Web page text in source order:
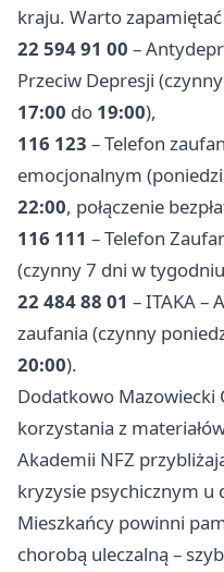
kraju. Warto
22 594 91 00 –
Przeciw Depresji
17:00 do 19:00),
116 123 – Telefon
emocjonalnym
22:00, połączenie
116 111 – Telefon
(czynny 7 dni w
22 484 88 01 – ITAKA –
zaufania (czynny
20:00).
Dodatkowo Mazowiecki
korzystania z
Akademii NFZ
kryzysie psychicznym u
Mieszkańcy powinni
chorobą uleczalną –